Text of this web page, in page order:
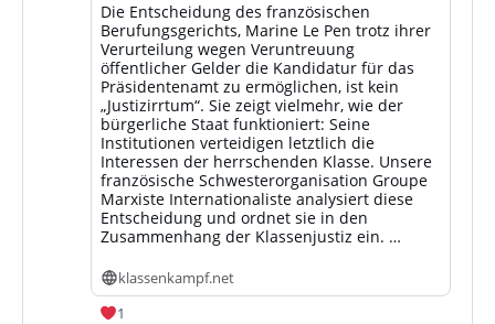
Die Entscheidung des französischen
Berufungsgerichts, Marine Le Pen trotz ihrer
Verurteilung wegen Veruntreuung
öffentlicher Gelder die Kandidatur für das
Präsidentenamt zu ermöglichen, ist kein
„Justizirrtum“. Sie zeigt vielmehr, wie der
bürgerliche Staat funktioniert: Seine
Institutionen verteidigen letztlich die
Interessen der herrschenden Klasse. Unsere
französische Schwesterorganisation Groupe
Marxiste Internationaliste analysiert diese
Entscheidung und ordnet sie in den
Zusammenhang der Klassenjustiz ein. …
klassenkampf.net
1